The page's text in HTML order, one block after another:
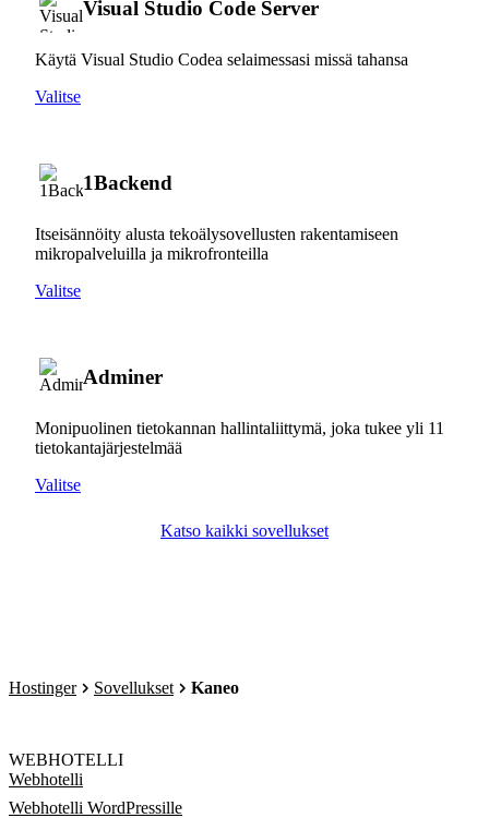
Visual Studio Code Server
Käytä Visual Studio Codea selaimessasi missä tahansa
Valitse
1Backend
Itseisännöity alusta tekoälysovellusten rakentamiseen
mikropalveluilla ja mikrofronteilla
Valitse
Adminer
Monipuolinen tietokannan hallintaliittymä, joka tukee yli 11
tietokantajärjestelmää
Valitse
Katso kaikki sovellukset
Hostinger Sovellukset Kaneo
WEBHOTELLI
Webhotelli
Webhotelli WordPressille